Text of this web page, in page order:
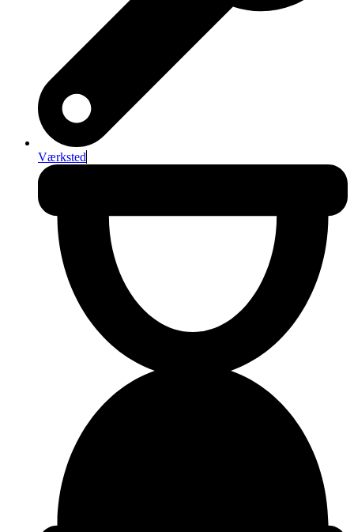
Værksted